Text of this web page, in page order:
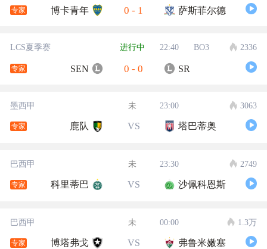
专家 博卡青年 0 - 1 萨斯菲尔德
LCS夏季赛 进行中 22:40 BO3 2336
专家 SEN 0 - 0 SR
墨西甲 未 23:00 3063
专家 鹿队 VS 塔巴蒂奥
巴西甲 未 23:30 2749
专家 科里蒂巴 VS 沙佩科恩斯
巴西甲 未 00:00 1.3万
专家 博塔弗戈 VS 弗鲁米嫩塞